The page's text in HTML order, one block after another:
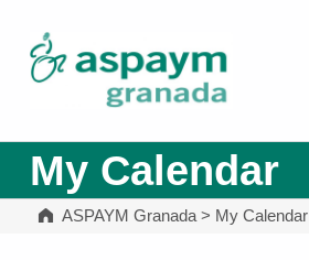
My Calendar
ASPAYM Granada> My Calendar